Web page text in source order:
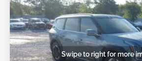
Swipe to right for more